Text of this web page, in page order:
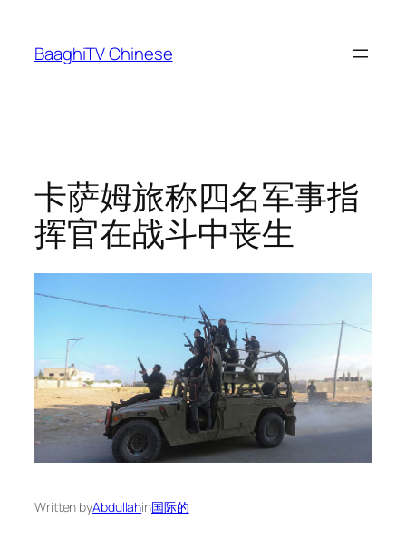
content
BaaghiTV Chinese
卡萨姆旅称四名军事指
挥官在战斗中丧生
Written byAbdullahin国际的